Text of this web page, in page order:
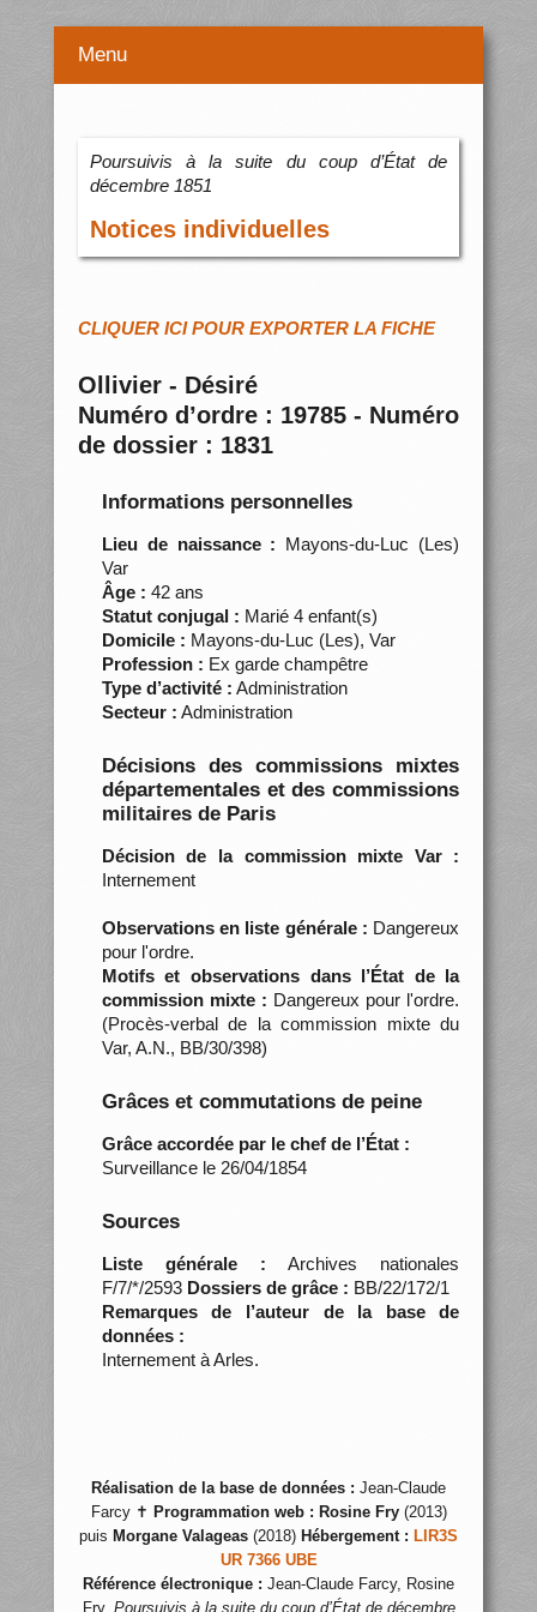
Menu
Poursuivis à la suite du coup d’État de
décembre 1851
Notices individuelles
CLIQUER ICI POUR EXPORTER LA FICHE
Ollivier - Désiré
Numéro d’ordre : 19785 - Numéro
de dossier : 1831
Informations personnelles
Lieu de naissance : Mayons-du-Luc (Les)
Var
Âge : 42 ans
Statut conjugal : Marié 4 enfant(s)
Domicile : Mayons-du-Luc (Les), Var
Profession : Ex garde champêtre
Type d’activité : Administration
Secteur : Administration
Décisions des commissions mixtes
départementales et des commissions
militaires de Paris
Décision de la commission mixte Var :
Internement
Observations en liste générale : Dangereux
pour l'ordre.
Motifs et observations dans l’État de la
commission mixte : Dangereux pour l'ordre.
(Procès-verbal de la commission mixte du
Var, A.N., BB/30/398)
Grâces et commutations de peine
Grâce accordée par le chef de l’État :
Surveillance le 26/04/1854
Sources
Liste générale : Archives nationales
F/7/*/2593 Dossiers de grâce : BB/22/172/1
Remarques de l’auteur de la base de
données :
Internement à Arles.
Réalisation de la base de données : Jean-Claude
Farcy ✝ Programmation web : Rosine Fry(2013)
puis Morgane Valageas (2018) Hébergement : LIR3S
UR 7366 UBE
Référence électronique : Jean-Claude Farcy, Rosine
Fry, Poursuivis à la suite du coup d’État de décembre